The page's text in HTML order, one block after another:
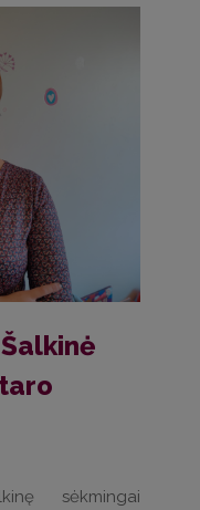
sėkmingai